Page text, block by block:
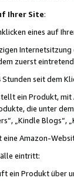
Ihrer Site:
eines auf
Internetsitzung
zuerst
seit dem
ein Produkt, mit
die unter dem
„Kindle Blogs“,
Amazon-
eintritt:
ein Produkt über